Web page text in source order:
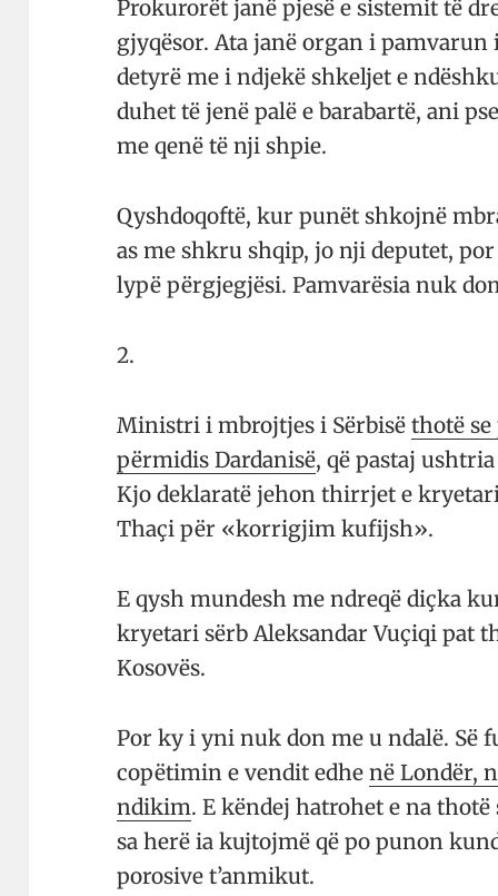
Prokurorët janë pjesë e sistemit të
gjyqësor. Ata janë organ i
detyrë me i ndjekë shkeljet e
duhet të jenë palë e barabartë, ani
me qenë të nji shpie.
Qyshdoqoftë, kur punët shkojnë
as me shkru shqip, jo nji deputet,
lypë përgjegjësi. Pa­mva­rësia nuk
2.
Ministri i mbrojtjes i Sërbisëthotë
përmidis Dardanisë, që pastaj
Kjo deklaratë jehon thirrjet e
Thaçi për «korrigjim kufijsh».
E qysh mundesh me ndreqë diçka
kryetari sërb Aleksandar Vuçiqi pat
Kosovës.
Por ky i yni nuk don me u ndalë. Së
copëtimin e vendit edhenë Londër,
ndikim. E këndej hatrohet e na
sa herë ia kujtojmë që po punon
porosive t’anmikut.